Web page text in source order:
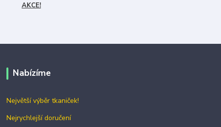
AKCE!
Nabízíme
Největší výběr tkaniček!
Nejrychlejší doručení